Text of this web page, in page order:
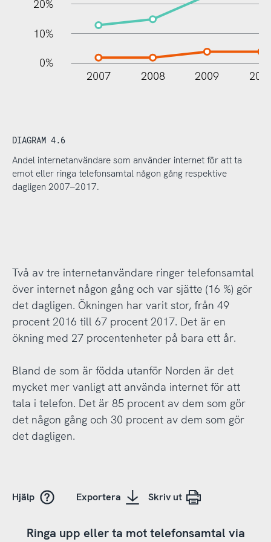
20%
10%
0%
2007 2008 2009
DIAGRAM 4.6
Andel internetanvändare som använder internet för att ta
emot eller ringa telefonsamtal någon gång respektive
dagligen 2007–2017.
Två av tre internetanvändare ringer telefonsamtal
över internet någon gång och var sjätte (16 %) gör
det dagligen. Ökningen har varit stor, från 49
procent 2016 till 67 procent 2017. Det är en
ökning med 27 procentenheter på bara ett år.
Bland de som är födda utanför Norden är det
mycket mer vanligt att använda internet för att
tala i telefon. Det är 85 procent av dem som gör
det någon gång och 30 procent av dem som gör
det dagligen.
Hjälp Exportera Skriv ut
Ringa upp eller ta mot telefonsamtal via